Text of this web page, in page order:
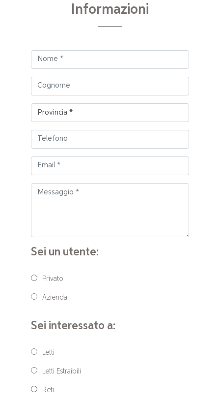
Informazioni
Sei un utente:
Privato
Azienda
Sei interessato a:
Letti
Letti Estraibili
Reti